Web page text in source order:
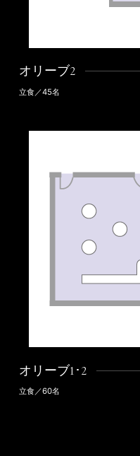
オリーブ2
立食／45名
オリーブ1･2
立食／60名